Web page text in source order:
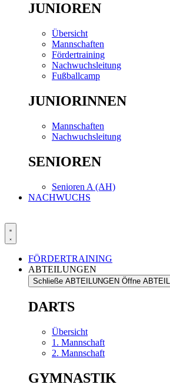
JUNIOREN
Übersicht
Mannschaften
Fördertraining
Nachwuchsleitung
Fußballcamp
JUNIORINNEN
Mannschaften
Nachwuchsleitung
SENIOREN
Senioren A (AH)
NACHWUCHS
FÖRDERTRAINING
ABTEILUNGEN
Schließe ABTEILUNGEN Öffne
DARTS
Übersicht
1. Mannschaft
2. Mannschaft
GYMNASTIK